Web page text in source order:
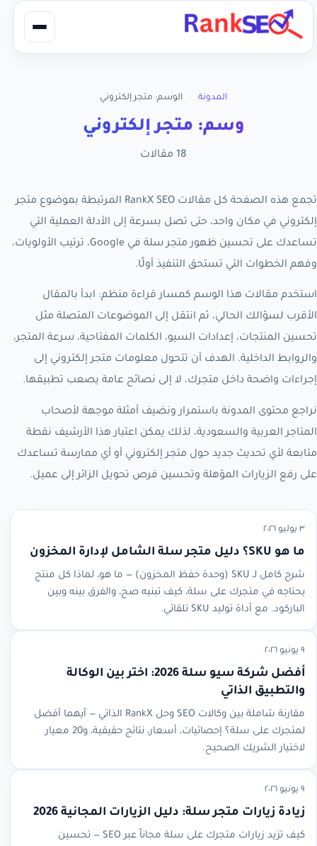
المدونة الوسم: متجر إلكتروني
وسم: متجر إلكتروني
18 مقالات
تجمع هذه الصفحة كل مقالات RankX SEO المرتبطة بموضوع متجر
إلكتروني في مكان واحد، حتى تصل بسرعة إلى الأدلة العملية التي
تساعدك على تحسين ظهور متجر سلة في Google، ترتيب الأولويات،
وفهم الخطوات التي تستحق التنفيذ أولًا.
استخدم مقالات هذا الوسم كمسار قراءة منظم: ابدأ بالمقال
الأقرب لسؤالك الحالي، ثم انتقل إلى الموضوعات المتصلة مثل
تحسين المنتجات، إعدادات السيو، الكلمات المفتاحية، سرعة المتجر،
والروابط الداخلية. الهدف أن تتحول معلومات متجر إلكتروني إلى
إجراءات واضحة داخل متجرك، لا إلى نصائح عامة يصعب تطبيقها.
نراجع محتوى المدونة باستمرار ونضيف أمثلة موجهة لأصحاب
المتاجر العربية والسعودية، لذلك يمكن اعتبار هذا الأرشيف نقطة
متابعة لأي تحديث جديد حول متجر إلكتروني أو أي ممارسة تساعدك
على رفع الزيارات المؤهلة وتحسين فرص تحويل الزائر إلى عميل.
٣ يوليو ٢٠٢٦
ما هو SKU؟ دليل متجر سلة الشامل لإدارة المخزون
شرح كامل لـ SKU (وحدة حفظ المخزون) — ما هو، لماذا كل منتج
يحتاجه في متجرك على سلة، كيف تبنيه صح، والفرق بينه وبين
الباركود. مع أداة توليد SKU تلقائي.
٩ يونيو ٢٠٢٦
أفضل شركة سيو سلة 2026: اختر بين الوكالة
والتطبيق الذاتي
مقارنة شاملة بين وكالات SEO وحل RankX الذاتي — أيهما أفضل
لمتجرك على سلة؟ إحصائيات، أسعار، نتائج حقيقية، و20 معيار
لاختيار الشريك الصحيح.
٩ يونيو ٢٠٢٦
زيادة زيارات متجر سلة: دليل الزيارات المجانية 2026
كيف تزيد زيارات متجرك على سلة مجاناً عبر SEO — تحسين